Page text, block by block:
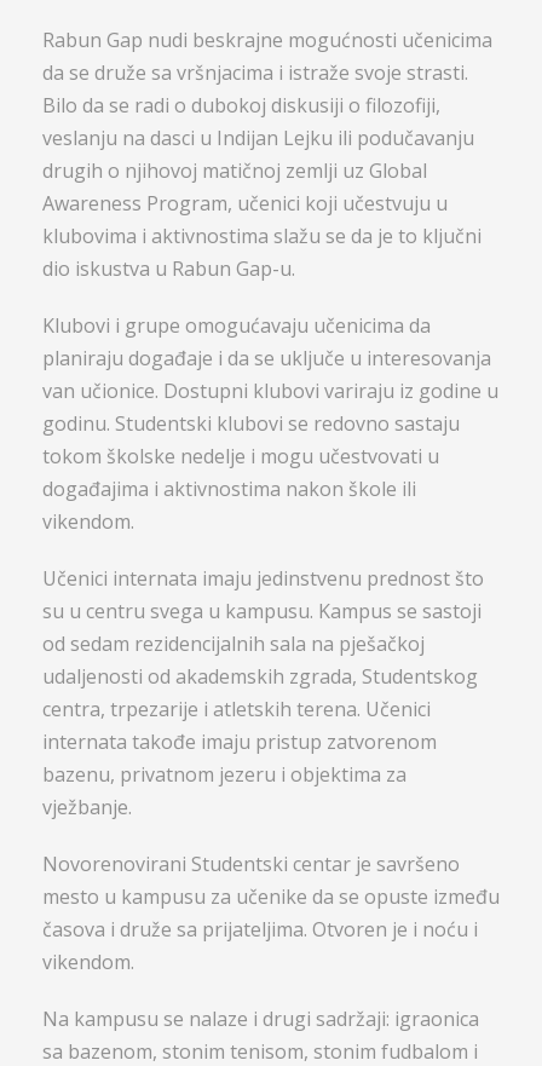
Rabun Gap nudi beskrajne mogućnosti učenicima
da se druže sa vršnjacima i istraže svoje strasti.
Bilo da se radi o dubokoj diskusiji o filozofiji,
veslanju na dasci u Indijan Lejku ili podučavanju
drugih o njihovoj matičnoj zemlji uz Global
Awareness Program, učenici koji učestvuju u
klubovima i aktivnostima slažu se da je to ključni
dio iskustva u Rabun Gap-u.
Klubovi i grupe omogućavaju učenicima da
planiraju događaje i da se uključe u interesovanja
van učionice. Dostupni klubovi variraju iz godine u
godinu. Studentski klubovi se redovno sastaju
tokom školske nedelje i mogu učestvovati u
događajima i aktivnostima nakon škole ili
vikendom.
Učenici internata imaju jedinstvenu prednost što
su u centru svega u kampusu. Kampus se sastoji
od sedam rezidencijalnih sala na pješačkoj
udaljenosti od akademskih zgrada, Studentskog
centra, trpezarije i atletskih terena. Učenici
internata takođe imaju pristup zatvorenom
bazenu, privatnom jezeru i objektima za
vježbanje.
Novorenovirani Studentski centar je savršeno
mesto u kampusu za učenike da se opuste između
časova i druže sa prijateljima. Otvoren je i noću i
vikendom.
Na kampusu se nalaze i drugi sadržaji: igraonica
sa bazenom, stonim tenisom, stonim fudbalom i